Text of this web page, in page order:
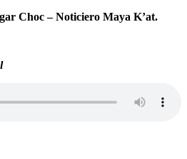
Choc – Noticiero Maya K’at.